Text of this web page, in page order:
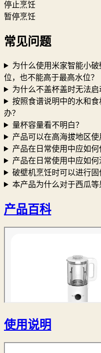
停止烹饪
暂停烹饪
常见问题
为什么使用米家智能小
位，也不能高于最高水位？
为什么不盖杯盖时无法启
按照食谱说明中的水和
办？
量杯容量看不明白？
产品可以在高海拔地区使
产品在日常使用中应如何
产品在日常使用中应如何
破壁机烹饪时可以进行固
本产品为什么对于西瓜等
产品百科
使用说明